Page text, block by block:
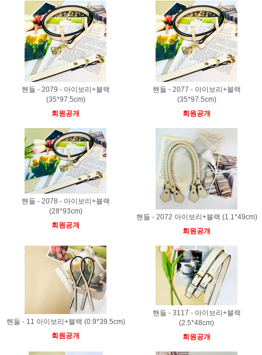
핸들 - 2079 - 아이보리+블랙
(35*97.5cm)
회원공개
핸들 - 2077 - 아이보리+블랙
(35*97.5cm)
회원공개
핸들 - 2078 - 아이보리+블랙
(28*93cm)
회원공개
핸들 - 2072 아이보리+블랙 (1.1*49cm)
회원공개
핸들 - 11 아이보리+블랙 (0.9*39.5cm)
회원공개
핸들 - 3117 - 아이보리+블랙
(2.5*48cm)
회원공개